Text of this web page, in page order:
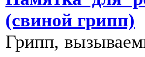
(свиной грипп)
Грипп,